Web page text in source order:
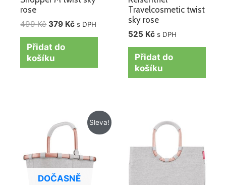
rose
499Kč 379 Kč s DPH
Přidat do
košíku
Travelcosmetic twist
sky rose
525 Kč s DPH
Přidat do
košíku
Sleva!
DOČASNĚ
cena
455 Kč.
Aktuální
cena
100 Kč.